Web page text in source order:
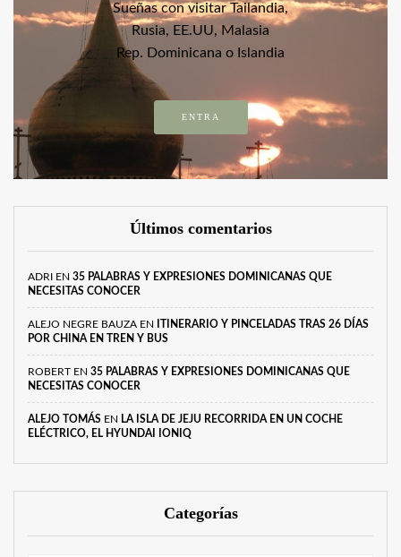
Sueñas con visitar Tailandia,
Rusia, EE.UU, Malasia
Rep. Dominicana o Islandia
ENTRA
Últimos comentarios
ADRI EN 35 PALABRAS Y EXPRESIONES DOMINICANAS QUE
NECESITAS CONOCER
ALEJO NEGRE BAUZA EN
ITINERARIO Y PINCELADAS TRAS 26 DÍAS
POR CHINA EN TREN Y BUS
ROBERT EN 35 PALABRAS Y EXPRESIONES DOMINICANAS QUE
NECESITAS CONOCER
ALEJO TOMÁS EN LA ISLA DE JEJU RECORRIDA EN UN COCHE
ELÉCTRICO, EL HYUNDAI IONIQ
Categorías